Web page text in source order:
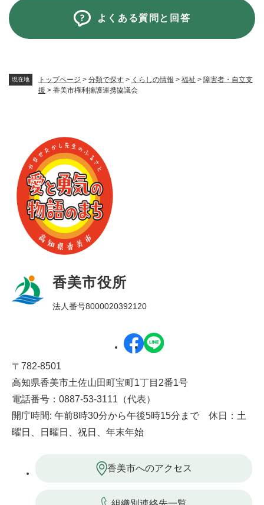
現在地 トップページ > 分類で探す > くらしの情報 > 福祉 > 障害者・自立支
援 > 香美市権利擁護連携協議会
よくある質問と回答
香美市役所
法人番号8000020392120
〒782-8501
高知県香美市土佐山田町宝町1丁目2番1号
電話番号：0887-53-3111（代表）
開庁時間: 午前8時30分から午後5時15分まで 休日：土
曜日、日曜日、祝日、年末年始
香美市へのアクセス